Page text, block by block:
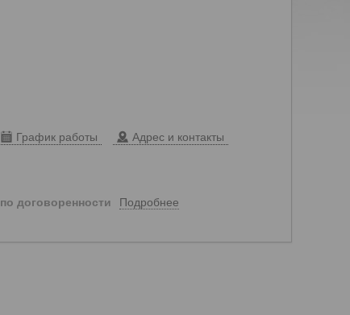
График работы Адрес и контакты
по договоренности Подробнее